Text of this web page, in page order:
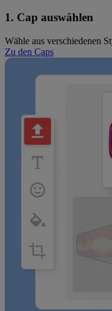
1. Cap auswählen
Wähle aus verschiedenen
Zu den Caps